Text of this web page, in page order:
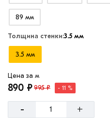
89 мм
Толщина стенки:3.5 мм
3.5 мм
Цена за м
890 ₽995 ₽ - 11 %
- +